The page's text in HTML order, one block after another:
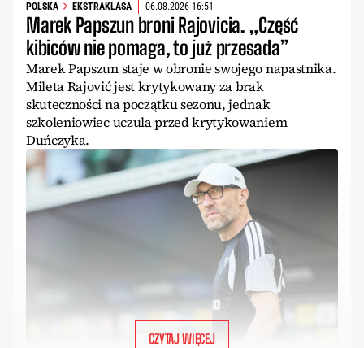
POLSKA EKSTRAKLASA 06.08.2026 16:51
Marek Papszun broni Rajovicia. „Część
kibiców nie pomaga, to już przesada”
Marek Papszun staje w obronie swojego napastnika.
Mileta Rajović jest krytykowany za brak
skuteczności na początku sezonu, jednak
szkoleniowiec uczula przed krytykowaniem
Duńczyka.
CZYTAJ WIĘCEJ